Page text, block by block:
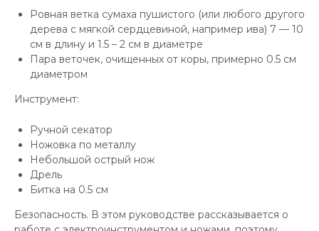
Ровная ветка сумаха пушистого (или любого другого
дерева с мягкой сердцевиной, например ива) 7 — 10
см в длину и 1.5 – 2 см в диаметре
Пара веточек, очищенных от коры, примерно 0.5 см
диаметром
Инструмент:
Ручной секатор
Ножовка по металлу
Небольшой острый нож
Дрель
Битка на 0.5 см
Безопасность. В этом руководстве рассказывается о